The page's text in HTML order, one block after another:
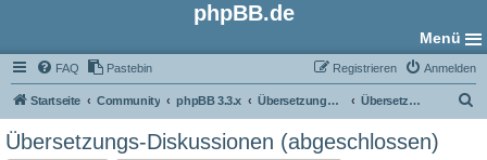
phpBB.de
Menü
FAQ Pastebin Anmelden
Registrieren
Startseite Community phpBB 3.3.x Übersetzungs-Foren Übersetzungs-Diskussionen (abgeschlossen)
Übersetzungs-Diskussionen (abgeschlossen)